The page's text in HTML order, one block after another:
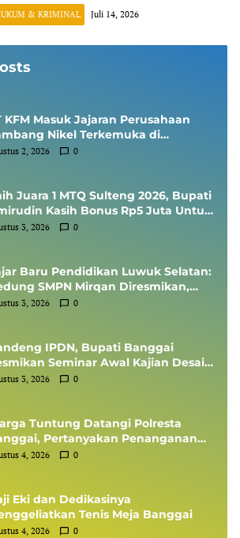
& KRIMINAL Juli 14, 2026
KFM Masuk Jajaran Perusahaan
Nikel Terkemuka di
Diundang Kementerian
2, 2026 0
Juara 1 MTQ Sulteng 2026, Bupati
Kasih Bonus Rp5 Juta Untuk
MTsN 1 Banggai, Kepala Sekolah
3, 2026 0
Baru Pendidikan Luwuk Selatan:
SMPN Mirqan Diresmikan,
Banggai Targetkan Generasi
3, 2026 0
IPDN, Bupati Banggai
Seminar Awal Kajian Desain
Wilayah
3, 2026 0
Tuntung Datangi Polresta
Pertanyakan Penanganan
Dugaan Tipikor APBDes
4, 2026 0
Eki dan Dedikasinya
Tenis Meja Banggai
4, 2026 0